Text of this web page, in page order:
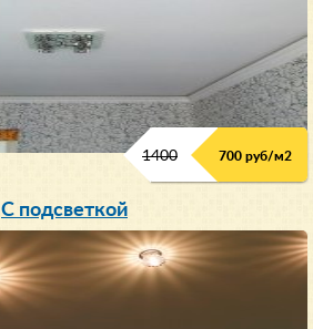
1400 700 руб/м2
С подсветкой